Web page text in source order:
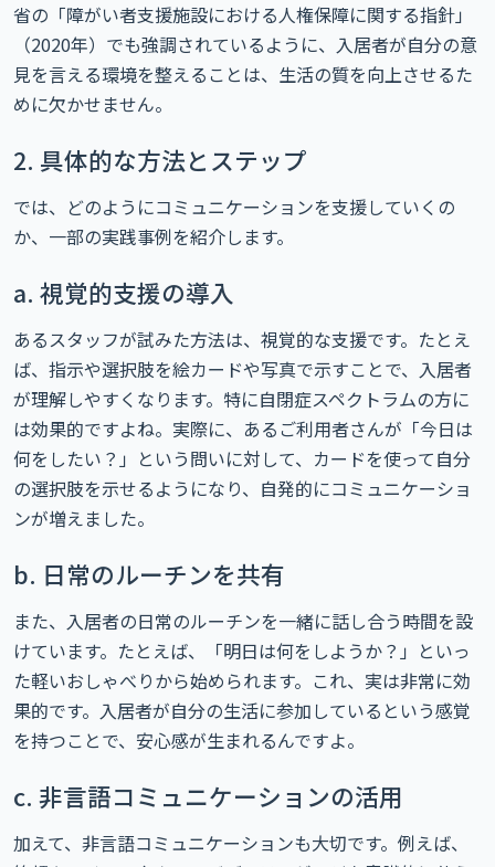
省の「障がい者支援施設における人権保障に関する指針」
（2020年）でも強調されているように、入居者が自分の意
見を言える環境を整えることは、生活の質を向上させるた
めに欠かせません。
2. 具体的な方法とステップ
では、どのようにコミュニケーションを支援していくの
か、一部の実践事例を紹介します。
a. 視覚的支援の導入
あるスタッフが試みた方法は、視覚的な支援です。たとえ
ば、指示や選択肢を絵カードや写真で示すことで、入居者
が理解しやすくなります。特に自閉症スペクトラムの方に
は効果的ですよね。実際に、あるご利用者さんが「今日は
何をしたい？」という問いに対して、カードを使って自分
の選択肢を示せるようになり、自発的にコミュニケーショ
ンが増えました。
b. 日常のルーチンを共有
また、入居者の日常のルーチンを一緒に話し合う時間を設
けています。たとえば、「明日は何をしようか？」といっ
た軽いおしゃべりから始められます。これ、実は非常に効
果的です。入居者が自分の生活に参加しているという感覚
を持つことで、安心感が生まれるんですよ。
c. 非言語コミュニケーションの活用
加えて、非言語コミュニケーションも大切です。例えば、